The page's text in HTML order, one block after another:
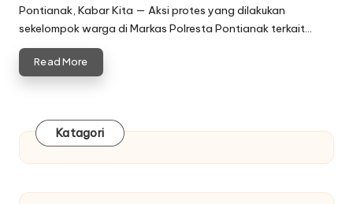
by
Pontianak, Kabar Kita — Aksi protes yang dilakukan
sekelompok warga di Markas Polresta Pontianak terkait…
Read More
Katagori